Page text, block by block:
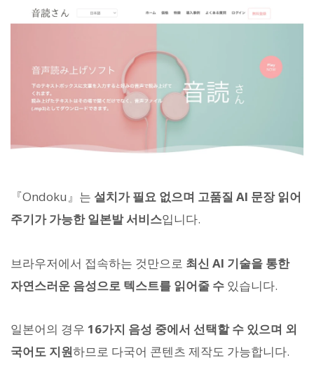
『Ondoku』는 설치가 필요 없으며 고품질 AI 문장 읽어
주기가 가능한 일본발 서비스입니다.
브라우저에서 접속하는 것만으로 최신 AI 기술을 통한
자연스러운 음성으로 텍스트를 읽어줄 수 있습니다.
일본어의 경우 16가지 음성 중에서 선택할 수 있으며 외
국어도 지원하므로 다국어 콘텐츠 제작도 가능합니다.